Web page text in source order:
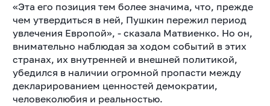
«Эта его позиция тем более значима, что, прежде
чем утвердиться в ней, Пушкин пережил период
увлечения Европой», - сказала Матвиенко. Но он,
внимательно наблюдая за ходом событий в этих
странах, их внутренней и внешней политикой,
убедился в наличии огромной пропасти между
декларированием ценностей демократии,
человеколюбия и реальностью.